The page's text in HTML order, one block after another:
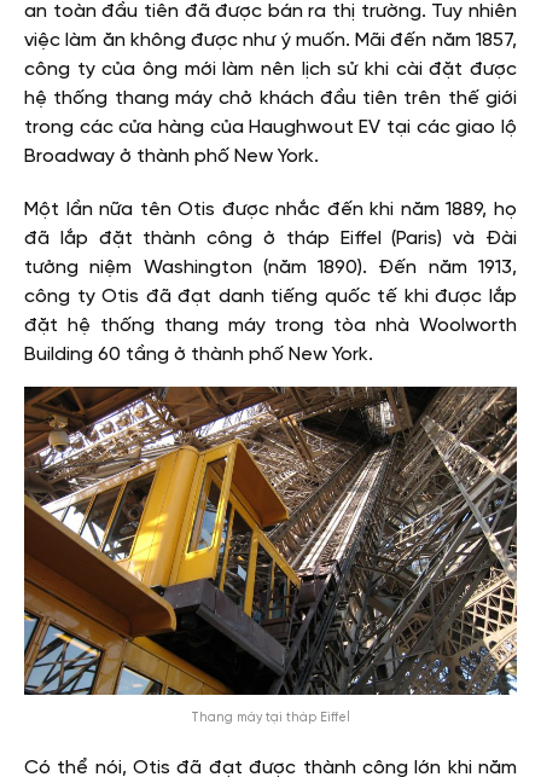
an toàn đầu tiên đã được bán ra thị trường. Tuy nhiên
việc làm ăn không được như ý muốn. Mãi đến năm 1857,
công ty của ông mới làm nên lịch sử khi cài đặt được
hệ thống thang máy chở khách đầu tiên trên thế giới
trong các cửa hàng của Haughwout EV tại các giao lộ
Broadway ở thành phố New York.
Một lần nữa tên Otis được nhắc đến khi năm 1889, họ
đã lắp đặt thành công ở tháp Eiffel (Paris) và Đài
tưởng niệm Washington (năm 1890). Đến năm 1913,
công ty Otis đã đạt danh tiếng quốc tế khi được lắp
đặt hệ thống thang máy trong tòa nhà Woolworth
Building 60 tầng ở thành phố New York.
Thang máy tại tháp Eiffel
Có thể nói, Otis đã đạt được thành công lớn khi năm